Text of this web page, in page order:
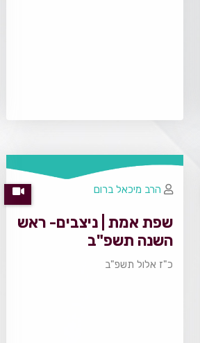
שפת אמת | ניצבים- ראש
השנה תשפ"ב
כ"ז אלול תשפ"ב
הרב מיכאל ברום